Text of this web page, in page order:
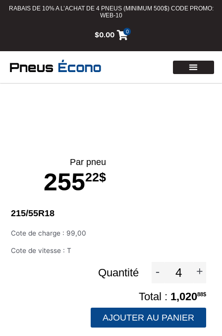
RABAIS DE 10% A L’ACHAT DE 4 PNEUS (MINIMUM 500$) CODE PROMO:
WEB-10
$0.00 0
Par pneu
25522$
215/55R18
Cote de charge : 99,00
Cote de vitesse : T
Quantité - +
1,02088$
AJOUTER AU PANIER